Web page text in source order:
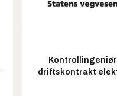
Kontrollingeniør
driftskontrakt